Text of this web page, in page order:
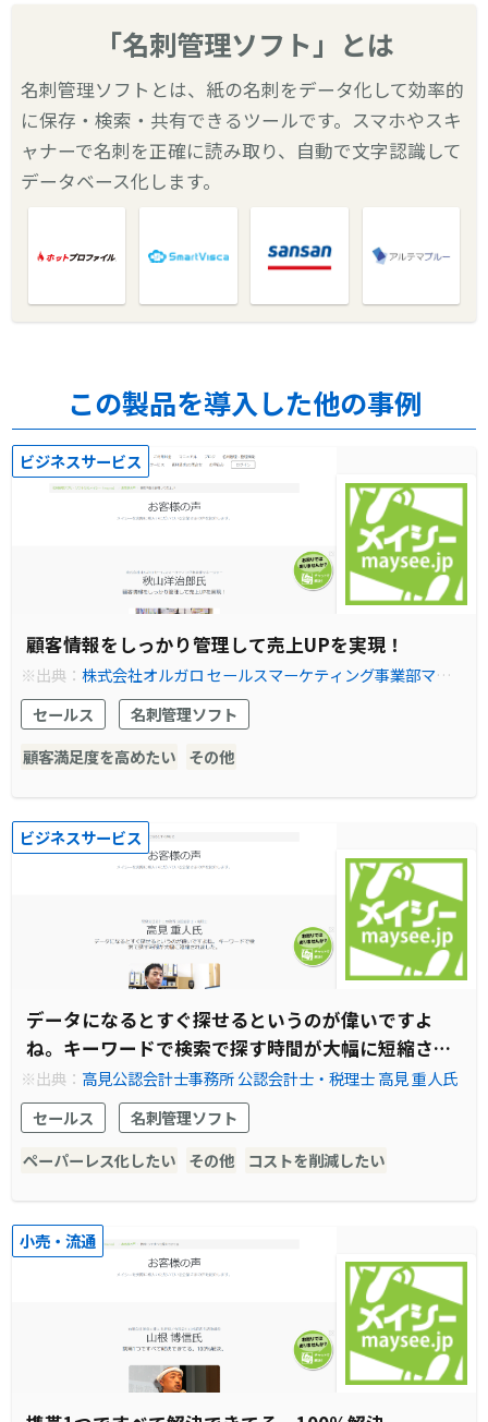
「名刺管理ソフト」とは
名刺管理ソフトとは、紙の名刺をデータ化して効率的
に保存・検索・共有できるツールです。スマホやスキ
ャナーで名刺を正確に読み取り、自動で文字認識して
データベース化します。
この製品を導入した他の事例
ビジネスサービス
顧客情報をしっかり管理して売上UPを実現！
※出典：株式会社オルガロ セールスマーケティング事業部マネー
ジャー 秋山洋治郎氏
セールス
名刺管理ソフト
顧客満足度を高めたい
その他
ビジネスサービス
データになるとすぐ探せるというのが偉いですよ
ね。キーワードで検索で探す時間が大幅に短縮され
ました。
※出典： 高見公認会計士事務所 公認会計士・税理士 高見 重人氏
セールス
名刺管理ソフト
ペーパーレス化したい
その他 コストを削減したい
小売・流通